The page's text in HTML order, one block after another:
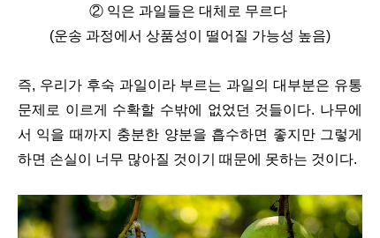
② 익은 과일들은 대체로 무르다
(운송 과정에서 상품성이 떨어질 가능성 높음)
즉, 우리가 후숙 과일이라 부르는 과일의 대부분은 유통
문제로 이르게 수확할 수밖에 없었던 것들이다. 나무에
서 익을 때까지 충분한 양분을 흡수하면 좋지만 그렇게
하면 손실이 너무 많아질 것이기 때문에 못하는 것이다.